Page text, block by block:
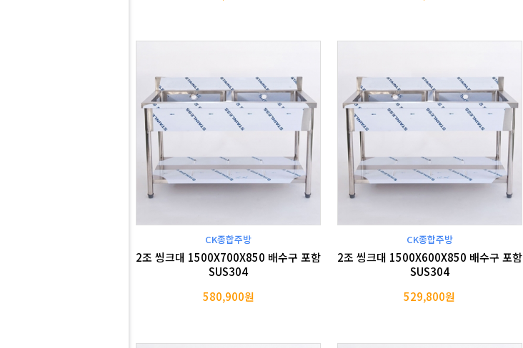
CK종합주방
2조 씽크대 1500X700X850 배수구 포함
SUS304
580,900원
CK종합주방
2조 씽크대 1500X600X850 배수구 포함
SUS304
529,800원